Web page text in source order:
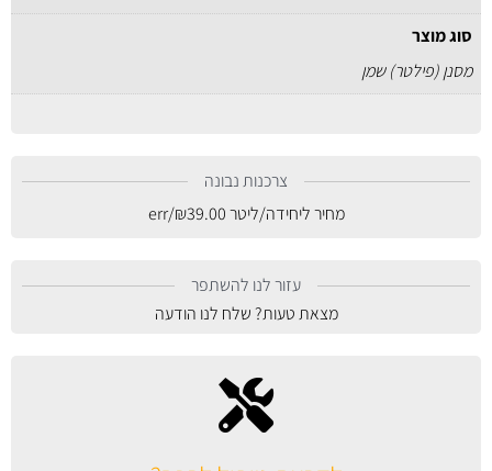
סוג מוצר
מסנן (פילטר) שמן
צרכנות נבונה
מחיר ליחידה/ליטר
₪39.00
/err
עזור לנו להשתפר
מצאת טעות? שלח לנו הודעה